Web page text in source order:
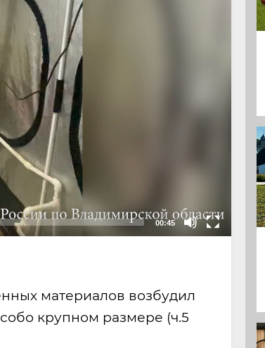
00:45
материалов возбудил
крупном размере (ч.5